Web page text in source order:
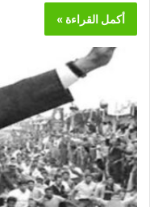
أكمل القراءة »